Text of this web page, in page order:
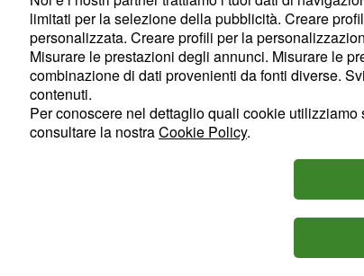
Anche per questo motivo i Blues sarebbero alla
difensore che sia in grado di sostituirlo
permetta di avviare un nuovo ciclo. Le ultime
riportano appunto che anche il brasiliano Gleison
Juventussarebbe nel mirino dei londinesi.
lasciar partire il proprio difensore tanto facilmente e
servirebbe un'offerta davvero importante per
limitati per la selezione della pubblicità. Creare
personalizzata. Creare profili per la
Misurare le prestazioni degli annunci. Misurare le
combinazione di dati provenienti da fonti diverse.
contenuti.
Per conoscere nel dettaglio quali cookie
consultare la nostraCookie Policy.